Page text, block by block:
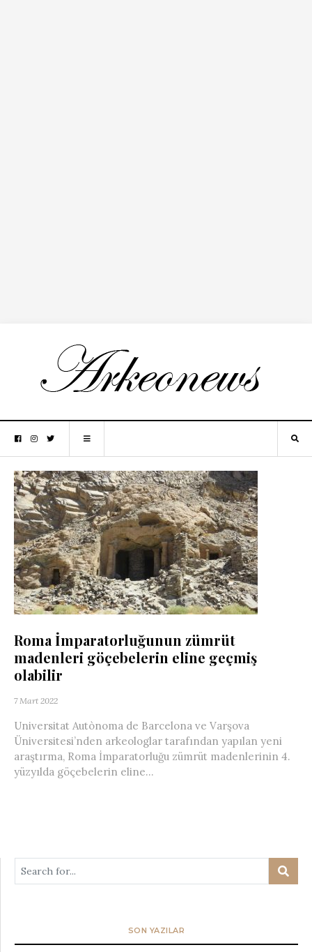
Roma İmparatorluğunun zümrüt
madenleri göçebelerin eline geçmiş
olabilir
7 Mart 2022
Universitat Autònoma de Barcelona ve Varşova
Üniversitesi’nden arkeologlar tarafından yapılan yeni
araştırma, Roma İmparatorluğu zümrüt madenlerinin 4.
yüzyılda göçebelerin eline...
SON YAZILAR